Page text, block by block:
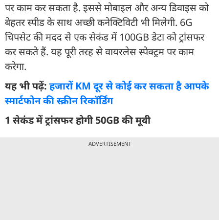
पर काम कर सकता है. इससे मोबाइल और अन्य डिवाइस को
बेहतर स्पीड के साथ अच्छी कनेक्टिविटी भी मिलेगी. 6G
चिपसेट की मदद से एक सेकंड में 100GB डेटा को ट्रांसफर
कर सकते हैं. यह पूरी तरह से वायरलेस स्पेक्ट्रम पर काम
करेगा.
यह भी पढ़ें: हजारों KM दूर से कोई कर सकता है आपके
स्मार्टफोन की स्क्रीन रिकॉर्डिंग
1 सेकंड में ट्रांसफर होगी 50GB की मूवी
ADVERTISEMENT